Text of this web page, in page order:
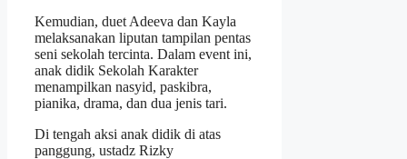
Kemudian, duet Adeeva dan Kayla
melaksanakan liputan tampilan pentas
seni sekolah tercinta. Dalam event ini,
anak didik Sekolah Karakter
menampilkan nasyid, paskibra,
pianika, drama, dan dua jenis tari.
Di tengah aksi anak didik di atas
panggung, ustadz Rizky